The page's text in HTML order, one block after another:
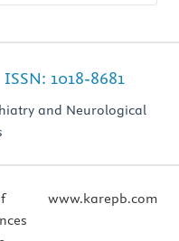
1018-8681
and Neurological
www.karepb.com